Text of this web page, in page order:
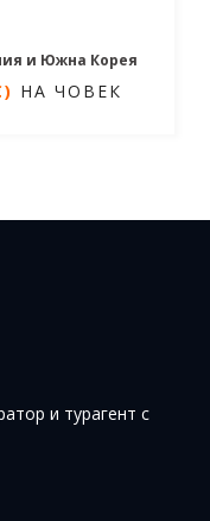
и Южна Корея
НА ЧОВЕК
и турагент с